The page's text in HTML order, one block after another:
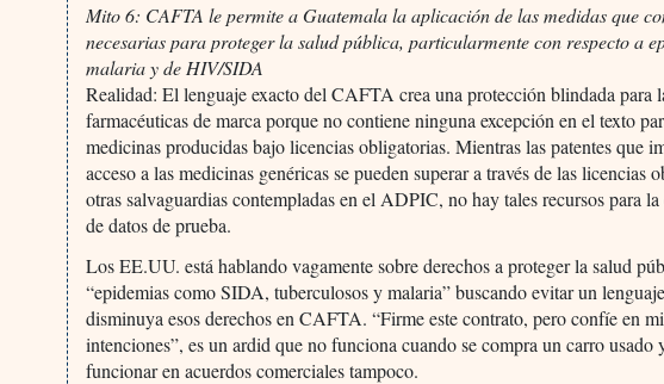
Mito 6: CAFTA le permite a Guatemala la aplicación de las medidas que
necesarias para proteger la salud pública, particularmente con respecto a
malaria y de HIV/SIDA
Realidad: El lenguaje exacto del CAFTA crea una protección blindada para
farmacéuticas de marca porque no contiene ninguna excepción en el texto
medicinas producidas bajo licencias obligatorias. Mientras las patentes que
acceso a las medicinas genéricas se pueden superar a través de las licencias
otras salvaguardias contempladas en el ADPIC, no hay tales recursos para
de datos de prueba.
Los EE.UU. está hablando vagamente sobre derechos a proteger la salud
“epidemias como SIDA, tuberculosos y malaria” buscando evitar un
disminuya esos derechos en CAFTA. “Firme este contrato, pero confíe en
intenciones”, es un ardid que no funciona cuando se compra un carro usado
funcionar en acuerdos comerciales tampoco.